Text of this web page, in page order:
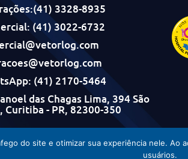
3328-8935
(41) 3022-6732
(41) 2170-5464
das Chagas Lima, 394 São
Curitiba - PR, 82300-350
Vetorlog © Todos os direitos
do site e otimizar sua experiência nele.
usuários.